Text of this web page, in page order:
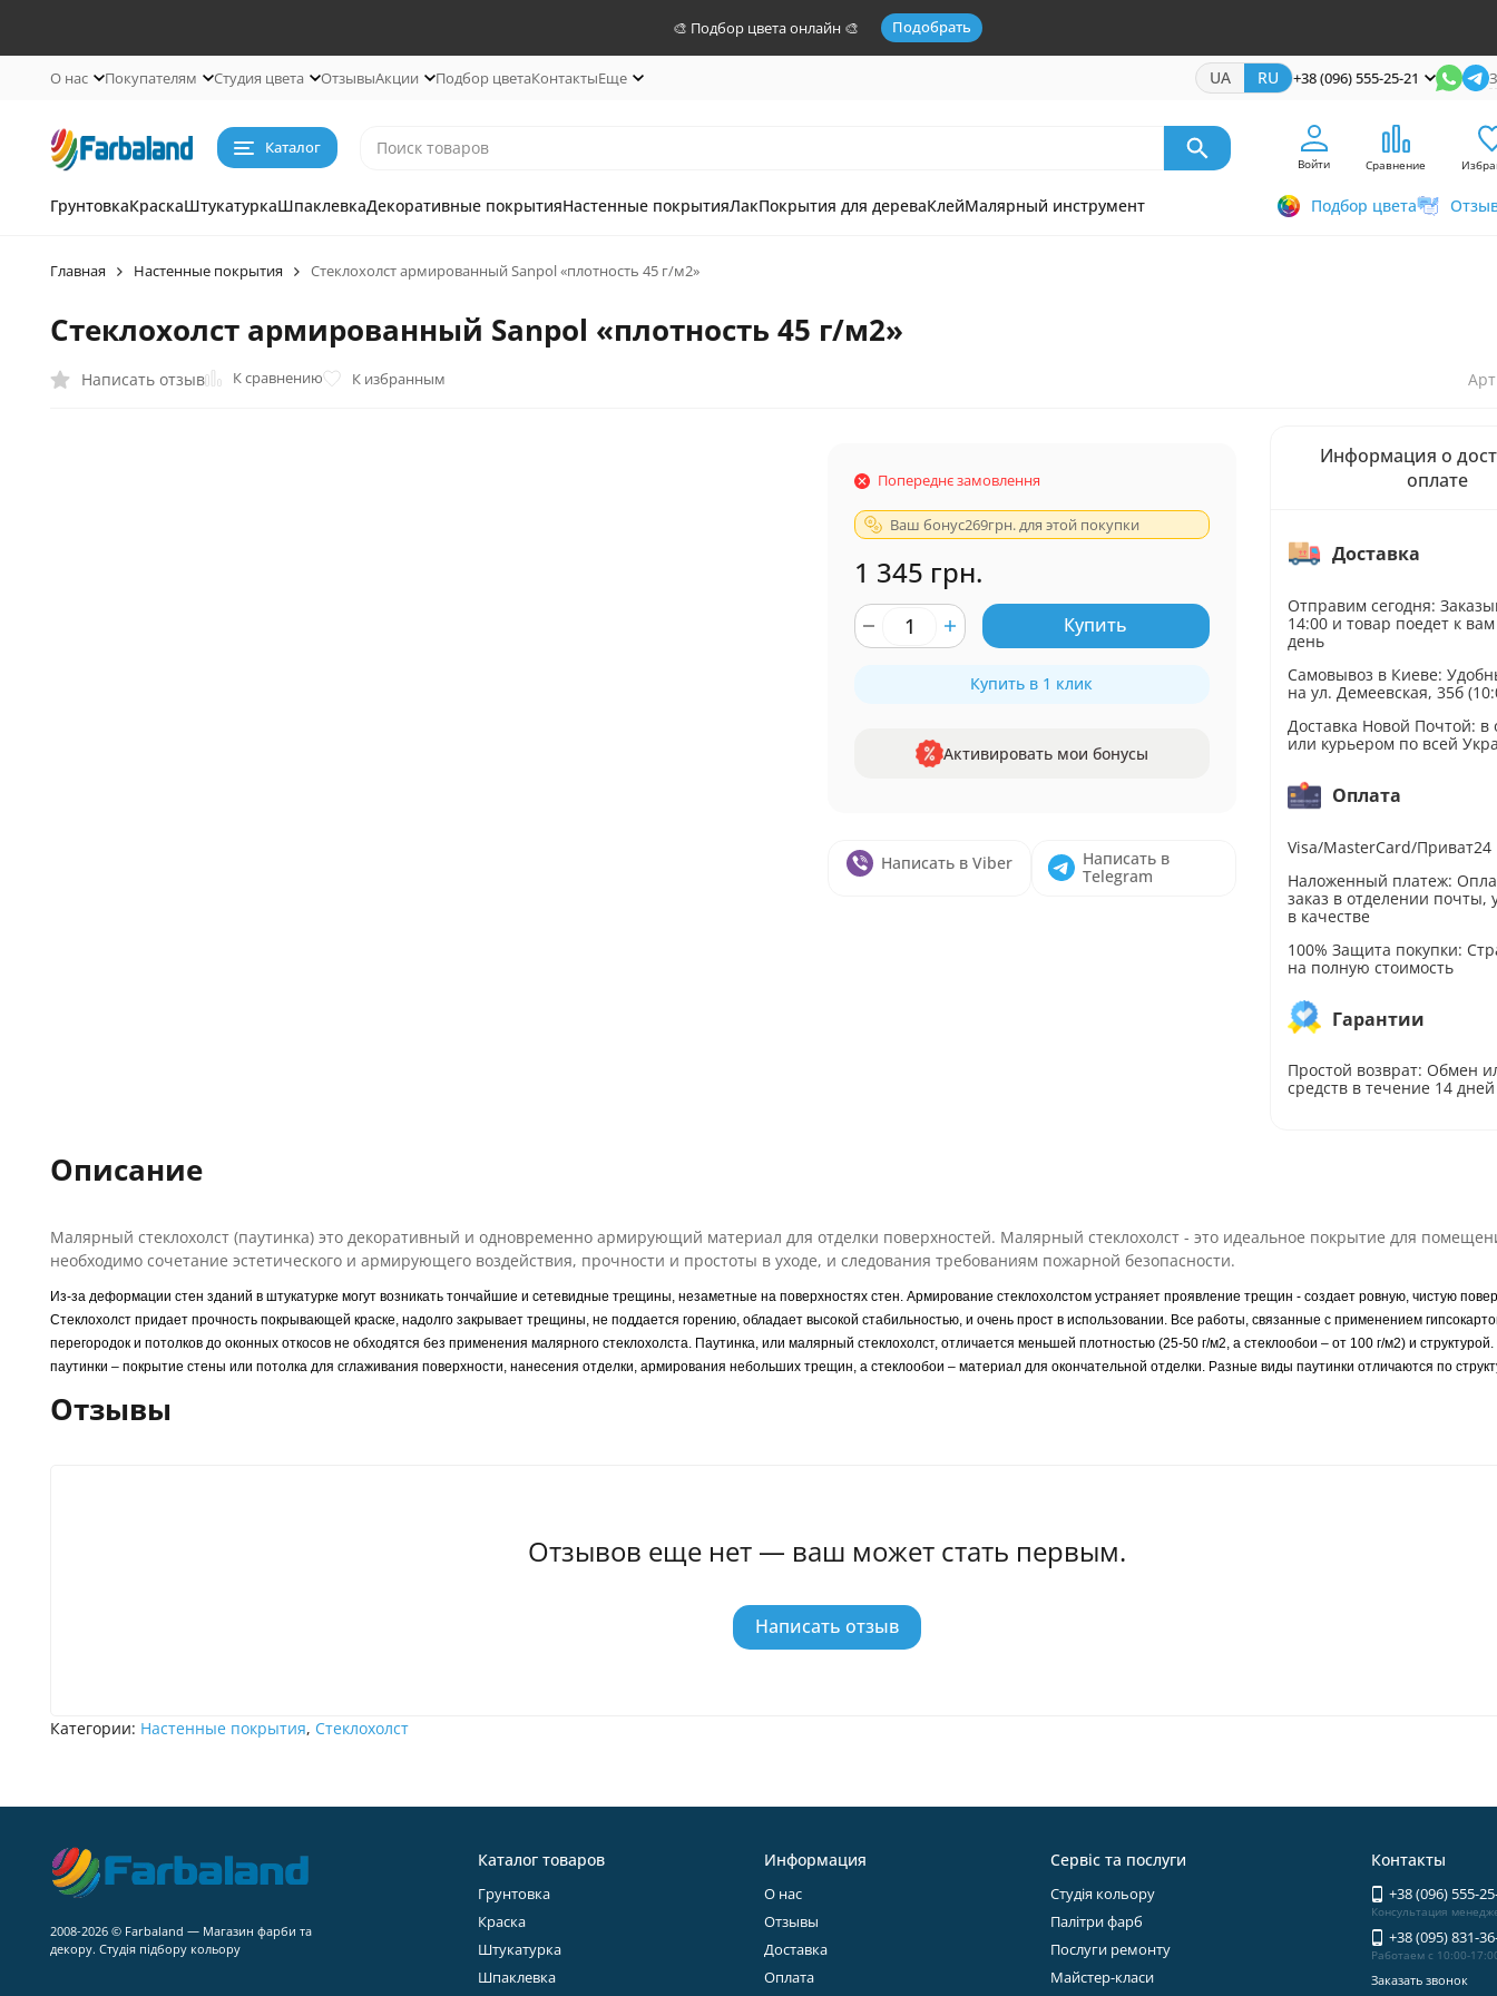
🎨 Подбор цвета онлайн 🎨 Подобрать
О нас Покупателям Студия цвета ОтзывыАкции Подбор цветаКонтактыЕще UA RU +38 (096) 555-25-21
Каталог
Войти Сравнение
ГрунтовкаКраскаШтукатуркаШпаклевкаДекоративные покрытияНастенные покрытияЛакПокрытия для дереваКлейМалярный инструмент Подбор цвета
Главная Настенные покрытия Стеклохолст армированный Sanpol «плотность 45 г/м2»
Стеклохолст армированный Sanpol «плотность 45 г/м2»
Написать отзыв К сравнению К избранным
Попереднє замовлення
Ваш бонус269грн. для этой покупки
1 345 грн.
Купить
Купить в 1 клик
Активировать мои бонусы
Написать в Viber
Написать в
Telegram
Информация о
оплате
Доставка
Отправим сегодня:
14:00 и товар поедет к
день
Самовывоз в Киеве:
на ул. Демеевская, 35б
Доставка Новой Почтой: в
или курьером по всей
Оплата
Visa/MasterCard/Приват24
Наложенный платеж:
заказ в отделении почты,
в качестве
100% Защита покупки:
на полную стоимость
Гарантии
Простой возврат: Обмен
средств в течение 14 дней
Описание
Малярный стеклохолст (паутинка) это декоративный и одновременно армирующий материал для отделки поверхностей. Малярный стеклохолст - это идеальное покрытие для
необходимо сочетание эстетического и армирующего воздействия, прочности и простоты в уходе, и следования требованиям пожарной безопасности.
Из-за деформации стен зданий в штукатурке могут возникать тончайшие и сетевидные трещины, незаметные на поверхностях стен. Армирование стеклохолстом устраняет проявление трещин - создает ровную, чистую
Стеклохолст придает прочность покрывающей краске, надолго закрывает трещины, не поддается горению, обладает высокой стабильностью, и очень прост в использовании. Все работы, связанные с применением
перегородок и потолков до оконных откосов не обходятся без применения малярного стеклохолста. Паутинка, или малярный стеклохолст, отличается меньшей плотностью (25-50 г/м2, а стеклообои – от 100 г/м2) и
паутинки – покрытие стены или потолка для сглаживания поверхности, нанесения отделки, армирования небольших трещин, а стеклообои – материал для окончательной отделки. Разные виды паутинки отличаются по
Отзывы
Отзывов еще нет — ваш может стать первым.
Написать отзыв
Категории: Настенные покрытия, Стеклохолст
2008-2026 © Farbaland — Магазин фарби та
декору. Студія підбору кольору
Каталог товаров
Грунтовка
Краска
Штукатурка
Шпаклевка
Информация
О нас
Отзывы
Доставка
Оплата
Сервіс та послуги
Студія кольору
Палітри фарб
Послуги ремонту
Майстер-класи
Контакты
+38 (096) 555-
Консультация
+38 (095) 831-
Работаем с 10:00-
Заказать звонок